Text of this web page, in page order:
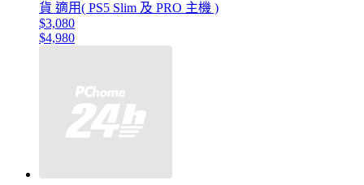
貨 適用( PS5 Slim 及 PRO 主機 )
$3,080
$4,980